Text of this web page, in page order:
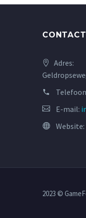
CONTACT
Adres:
E-mail:
Website:
2023 ©